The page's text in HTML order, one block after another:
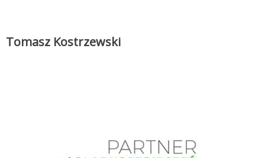
Tomasz Kostrzewski